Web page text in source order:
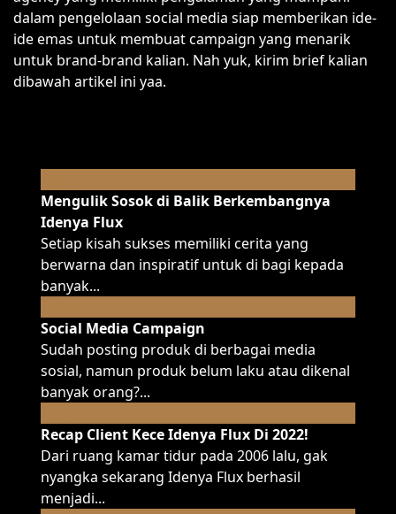
dalam pengelolaan social media siap memberikan ide-
ide emas untuk membuat campaign yang menarik
untuk brand-brand kalian. Nah yuk, kirim brief kalian
dibawah artikel ini yaa.
Mengulik Sosok di Balik Berkembangnya
Idenya Flux
Setiap kisah sukses memiliki cerita yang
berwarna dan inspiratif untuk di bagi kepada
banyak...
Social Media Campaign
Sudah posting produk di berbagai media
sosial, namun produk belum laku atau dikenal
banyak orang?...
Recap Client Kece Idenya Flux Di 2022!
Dari ruang kamar tidur pada 2006 lalu, gak
nyangka sekarang Idenya Flux berhasil
menjadi...